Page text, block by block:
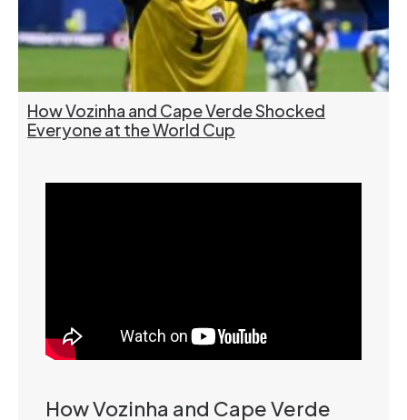
How Vozinha and Cape Verde Shocked
Everyone at the World Cup
How Vozinha and Cape Verde